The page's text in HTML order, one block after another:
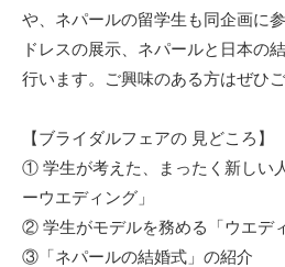
や、ネパールの留学生も同企画に
ドレスの展示、ネパールと日本の
行います。ご興味のある方はぜひ
【ブライダルフェアの 見どころ】
① 学生が考えた、まったく新しい
ーウエディング」
② 学生がモデルを務める「ウエデ
③「ネパールの結婚式」の紹介